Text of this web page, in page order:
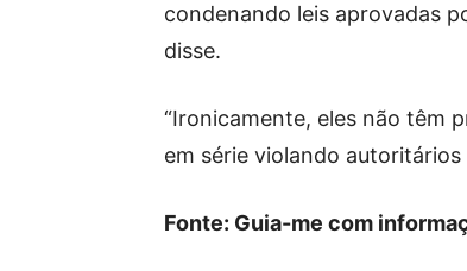
condenando leis aprovadas
disse.
“Ironicamente, eles não têm
em série violando
Fonte: Guia-me com